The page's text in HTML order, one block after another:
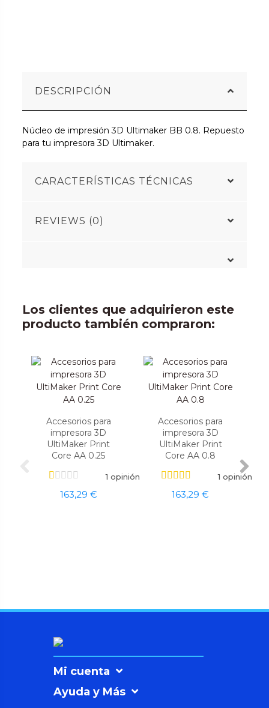
DESCRIPCIÓN
Núcleo de impresión 3D Ultimaker BB 0.8. Repuesto
para tu impresora 3D Ultimaker.
CARACTERÍSTICAS TÉCNICAS
REVIEWS (0)
Los clientes que adquirieron este
producto también compraron:
Accesorios para
impresora 3D
UltiMaker Print
Core AA 0.25
1 opinión
163,29 €
Accesorios para
impresora 3D
UltiMaker Print
Core AA 0.8
1 opinión
163,29 €
Mi cuenta
Ayuda y Más